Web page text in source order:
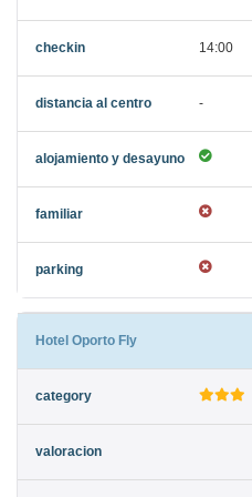
14:00
-
Hotel Oporto Fly